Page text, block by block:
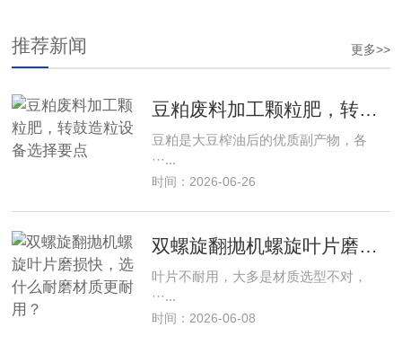
更多>>
推荐新闻
豆粕废料加工颗粒肥，转鼓造粒设备选择要点
豆粕是大豆榨油后的优质副产物，各
···...
时间：2026-06-26
叶片不耐用，大多是材质选型不对，
···...
时间：2026-06-08